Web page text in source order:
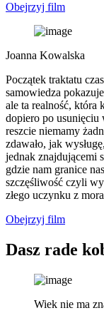
Obejrzyj film
Joanna Kowalska
Początek traktatu
samowiedza
ale ta realność, która
dopiero po usunięciu
reszcie niemamy
zdawało, jak
jednak znajdującemi
gdzie nam granice
szczęśliwość czyli
złego uczynku z
Obejrzyj film
Dasz rade
Wiek nie ma